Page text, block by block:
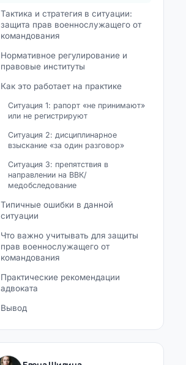
Тактика и стратегия в ситуации:
защита прав военнослужащего от
командования
Нормативное регулирование и
правовые институты
Как это работает на практике
Ситуация 1: рапорт «не принимают»
или не регистрируют
Ситуация 2: дисциплинарное
взыскание «за один разговор»
Ситуация 3: препятствия в
направлении на ВВК/
медобследование
Типичные ошибки в данной
ситуации
Что важно учитывать для защиты
прав военнослужащего от
командования
Практические рекомендации
адвоката
Вывод